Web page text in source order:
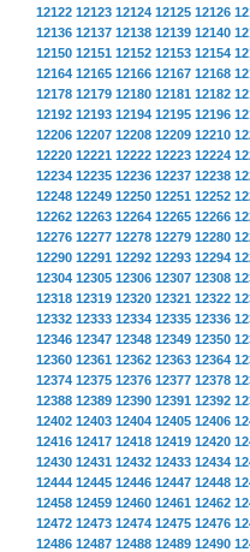
12122 12123 12124 12125 12126
12136 12137 12138 12139 12140
12150 12151 12152 12153 12154
12164 12165 12166 12167 12168
12178 12179 12180 12181 12182
12192 12193 12194 12195 12196
12206 12207 12208 12209 12210
12220 12221 12222 12223 12224
12234 12235 12236 12237 12238
12248 12249 12250 12251 12252
12262 12263 12264 12265 12266
12276 12277 12278 12279 12280
12290 12291 12292 12293 12294
12304 12305 12306 12307 12308
12318 12319 12320 12321 12322
12332 12333 12334 12335 12336
12346 12347 12348 12349 12350
12360 12361 12362 12363 12364
12374 12375 12376 12377 12378
12388 12389 12390 12391 12392
12402 12403 12404 12405 12406
12416 12417 12418 12419 12420
12430 12431 12432 12433 12434
12444 12445 12446 12447 12448
12458 12459 12460 12461 12462
12472 12473 12474 12475 12476
12486 12487 12488 12489 12490